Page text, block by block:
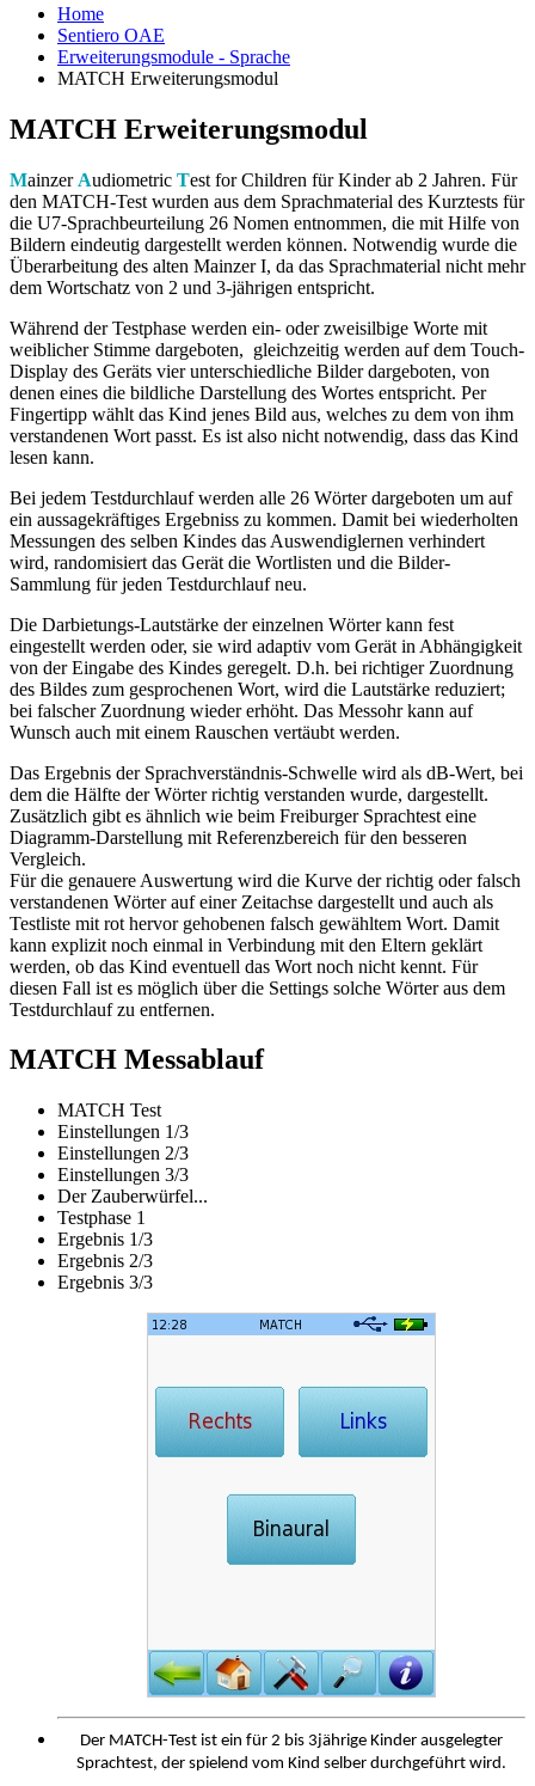
Home
Sentiero OAE
Erweiterungsmodule - Sprache
MATCH Erweiterungsmodul
MATCH Erweiterungsmodul
Mainzer Audiometric Test for Children für Kinder ab 2 Jahren. Für
den MATCH-Test wurden aus dem Sprachmaterial des Kurztests für
die U7-Sprachbeurteilung 26 Nomen entnommen, die mit Hilfe von
Bildern eindeutig dargestellt werden können. Notwendig wurde die
Überarbeitung des alten Mainzer I, da das Sprachmaterial nicht mehr
dem Wortschatz von 2 und 3-jährigen entspricht.
Während der Testphase werden ein- oder zweisilbige Worte mit
weiblicher Stimme dargeboten, gleichzeitig werden auf dem Touch-
Display des Geräts vier unterschiedliche Bilder dargeboten, von
denen eines die bildliche Darstellung des Wortes entspricht. Per
Fingertipp wählt das Kind jenes Bild aus, welches zu dem von ihm
verstandenen Wort passt. Es ist also nicht notwendig, dass das Kind
lesen kann.
Bei jedem Testdurchlauf werden alle 26 Wörter dargeboten um auf
ein aussagekräftiges Ergebniss zu kommen. Damit bei wiederholten
Messungen des selben Kindes das Auswendiglernen verhindert
wird, randomisiert das Gerät die Wortlisten und die Bilder-
Sammlung für jeden Testdurchlauf neu.
Die Darbietungs-Lautstärke der einzelnen Wörter kann fest
eingestellt werden oder, sie wird adaptiv vom Gerät in Abhängigkeit
von der Eingabe des Kindes geregelt. D.h. bei richtiger Zuordnung
des Bildes zum gesprochenen Wort, wird die Lautstärke reduziert;
bei falscher Zuordnung wieder erhöht. Das Messohr kann auf
Wunsch auch mit einem Rauschen vertäubt werden.
Das Ergebnis der Sprachverständnis-Schwelle wird als dB-Wert, bei
dem die Hälfte der Wörter richtig verstanden wurde, dargestellt.
Zusätzlich gibt es ähnlich wie beim Freiburger Sprachtest eine
Diagramm-Darstellung mit Referenzbereich für den besseren
Vergleich.
Für die genauere Auswertung wird die Kurve der richtig oder falsch
verstandenen Wörter auf einer Zeitachse dargestellt und auch als
Testliste mit rot hervor gehobenen falsch gewähltem Wort. Damit
kann explizit noch einmal in Verbindung mit den Eltern geklärt
werden, ob das Kind eventuell das Wort noch nicht kennt. Für
diesen Fall ist es möglich über die Settings solche Wörter aus dem
Testdurchlauf zu entfernen.
MATCH Messablauf
MATCH Test
Einstellungen 1/3
Einstellungen 2/3
Einstellungen 3/3
Der Zauberwürfel...
Testphase 1
Ergebnis 1/3
Ergebnis 2/3
Ergebnis 3/3
Der MATCH-Test ist ein für 2 bis 3jährige Kinder ausgelegter
Sprachtest, der spielend vom Kind selber durchgeführt wird.